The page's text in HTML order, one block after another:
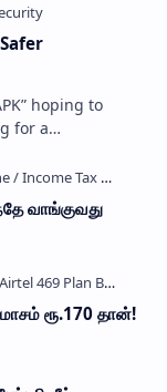
hoping to
for a
வாங்குவது
ரூ.170 தான்!